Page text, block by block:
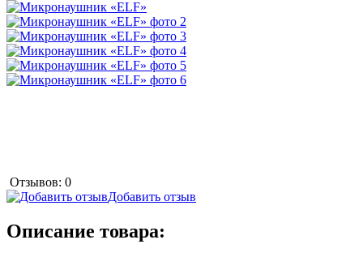
Отзывов: 0
Добавить отзыв
Описание товара: